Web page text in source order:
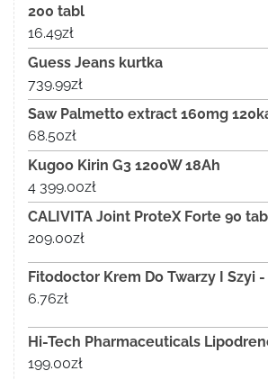
200 tabl
16.49zł
Guess Jeans kurtka
739.99zł
Saw Palmetto extract 160mg
68.50zł
Kugoo Kirin G3 1200W 18Ah
4 399.00zł
CALIVITA Joint ProteX Forte 90
209.00zł
Fitodoctor Krem Do Twarzy I Szyi -
6.76zł
Hi-Tech Pharmaceuticals
199.00zł